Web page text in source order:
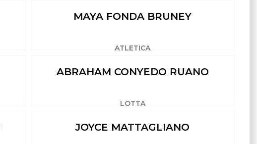
MAYA FONDA BRUNEY
ATLETICA
ABRAHAM CONYEDO RUANO
LOTTA
JOYCE MATTAGLIANO